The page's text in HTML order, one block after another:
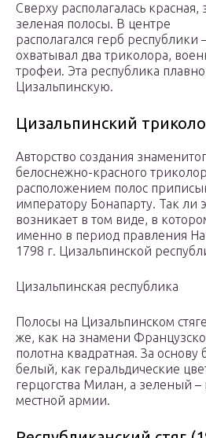
Сверху располагалась
зеленая полосы. В центре
располагался герб
охватывал два триколора,
трофеи. Эта республика
Цизальпинскую.
Цизальпинский
Авторство создания
белоснежно-красного
расположением полос
императору Бонапарту. Так ли
возникает в том виде, в
именно в период правления
1798 г. Цизальпинской
Цизальпинская республика
Полосы на Цизальпинском
же, как на знамени
полотна квадратная. За
белый, как геральдические
герцогства Милан, а зеленый –
местной армии.